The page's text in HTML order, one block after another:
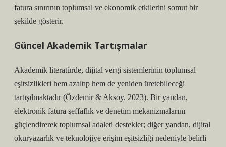
fatura sınırının toplumsal ve ekonomik etkilerini somut bir
şekilde gösterir.
Güncel Akademik Tartışmalar
Akademik literatürde, dijital vergi sistemlerinin toplumsal
eşitsizlikleri hem azaltıp hem de yeniden üretebileceği
tartışılmaktadır (Özdemir & Aksoy, 2023). Bir yandan,
elektronik fatura şeffaflık ve denetim mekanizmalarını
güçlendirerek toplumsal adaleti destekler; diğer yandan, dijital
okuryazarlık ve teknolojiye erişim eşitsizliği nedeniyle belirli